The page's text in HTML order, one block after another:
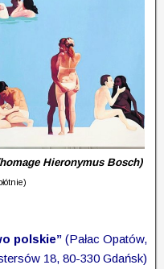
Hieronymus Bosch)
polskie” (Pałac Opatów,
18, 80-330 Gdańsk)